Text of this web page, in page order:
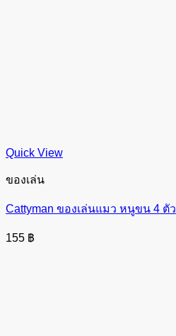
Quick View
ของเล่น
Cattyman ของเล่นแมว หนูขน 4 ตัว
155 ฿